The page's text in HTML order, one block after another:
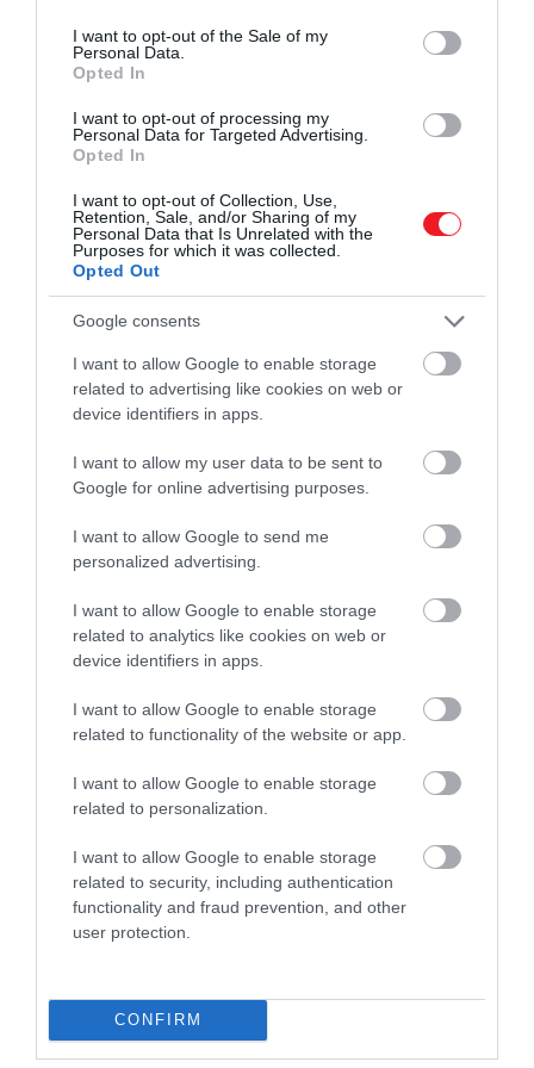
consent section.
I want to opt-out of the Sale of my
Personal Data.
Opted In
I want to opt-out of processing my
Personal Data for Targeted Advertising.
Opted In
I want to opt-out of Collection, Use,
Retention, Sale, and/or Sharing of my
Personal Data that Is Unrelated with the
Purposes for which it was collected.
Opted Out
Google consents
I want to allow Google to enable storage
related to advertising like cookies on web or
device identifiers in apps.
I want to allow my user data to be sent to
Google for online advertising purposes.
I want to allow Google to send me
personalized advertising.
I want to allow Google to enable storage
related to analytics like cookies on web or
device identifiers in apps.
I want to allow Google to enable storage
related to functionality of the website or app.
I want to allow Google to enable storage
related to personalization.
I want to allow Google to enable storage
related to security, including authentication
functionality and fraud prevention, and other
user protection.
CONFIRM
szedjenek (amely egy flavanol nevű polifenolt
tartalmaz),
placebo tabletta szedése.
legalább egy értékelés során a résztvevők számos
általános tudományos kognitív tesztet is kitöltöttek.
A hároméves vizsgálat végén a tudósok
összfésülték az eredményeket, és nem tapasztaltak
csoport között. A napi multivitaminhasználat
azonban jobb kognícióval, végrehajtó funkciókkal és
epizodikus memóriával járt együtt.
Az eredmények megerősítéséhez azonban
van szükség. Ráadásul a tablettákat szedők saját
maguk jelentették, hogy követték-e a kiegészítő
Mégis, ez egy olyan tudásfoszlány, amely kiegészíti a
korábbi adatokat a mikrotápanyagok agyi
egészségre gyakorolt hatásával kapcsolatban.
Rendkívül nehéz azonban általános ajánlásokat
idősebb felnőtt számára, különösen azért, mert
valószínűleg csak azok számára hasznosak igazán,
akiknek vitamin- vagy ásványi anyaghiányuk van.
A tanulmány azonban azt sugallja, hogy a napi
multivitamin, de nem a kakaókivonat-kiegészítő
amikor a kognitív hanyatlás általában beindul.
További kutatások szükségesek annak